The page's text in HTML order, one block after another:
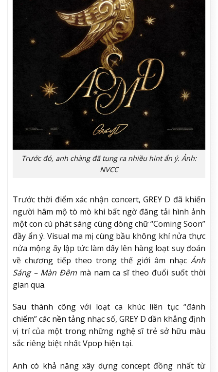
Trước đó, anh chàng đã tung ra nhiều hint ẩn ý. Ảnh:
NVCC
Trước thời điểm xác nhận concert, GREY D đã khiến
người hâm mộ tò mò khi bất ngờ đăng tải hình ảnh
một con cú phát sáng cùng dòng chữ “Coming Soon”
đầy ẩn ý. Visual ma mị cùng bầu không khí nửa thực
nửa mộng ấy lập tức làm dấy lên hàng loạt suy đoán
về chương tiếp theo trong thế giới âm nhạc Ánh
Sáng – Màn Đêmmà nam ca sĩ theo đuổi suốt thời
gian qua.
Sau thành công với loạt ca khúc liên tục “đánh
chiếm” các nền tảng nhạc số, GREY D dần khẳng định
vị trí của một trong những nghệ sĩ trẻ sở hữu màu
sắc riêng biệt nhất Vpop hiện tại.
Anh có khả năng xây dựng concept đồng nhất từ